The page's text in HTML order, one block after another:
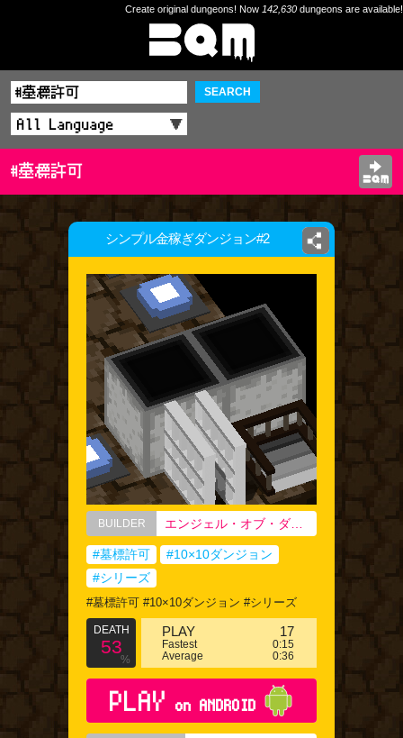
Create original dungeons! Now 142,630 dungeons are available!
SEARCH
#墓標許可
シンプル金稼ぎダンジョン#2
BUILDER
#墓標許可
#10×10ダンジョン
#シリーズ
#墓標許可 #10×10ダンジョン #シリーズ
DEATH
53
%
PLAY 17
Fastest
0:15
Average
0:36
PLAY on ANDROID